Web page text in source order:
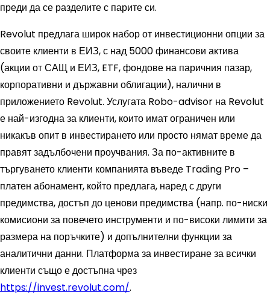
преди да се разделите с парите си.
Revolut предлага широк набор от инвестиционни опции за
своите клиенти в ЕИЗ, с над 5000 финансови актива
(акции от САЩ и ЕИЗ, ETF, фондове на паричния пазар,
корпоративни и държавни облигации), налични в
приложението Revolut. Услугата Robo-advisor на Revolut
е най-изгодна за клиенти, които имат ограничен или
никакъв опит в инвестирането или просто нямат време да
правят задълбочени проучвания. За по-активните в
търгуването клиенти компанията въведе Trading Pro –
платен абонамент, който предлага, наред с други
предимства, достъп до ценови предимства (напр. по-ниски
комисиони за повечето инструменти и по-високи лимити за
размера на поръчките) и допълнителни функции за
аналитични данни. Платформа за инвестиране за всички
клиенти също е достъпна чрез
https://invest.revolut.com/.